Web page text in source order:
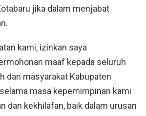
jika dalam menjabat
kami, izinkan saya
maaf kepada seluruh
dan masyarakat Kabupaten
masa kepemimpinan kami
dan kekhilafan, baik dalam urusan